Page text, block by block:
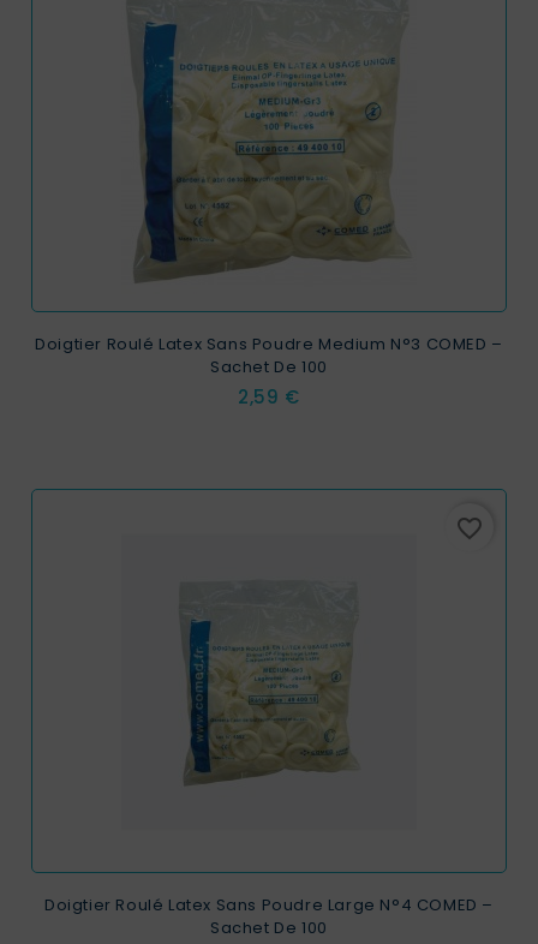
Doigtier Roulé Latex Sans Poudre Medium N°3 COMED –
Sachet De 100
Prix
2,59 €
favorite_border
Doigtier Roulé Latex Sans Poudre Large N°4 COMED –
Sachet De 100